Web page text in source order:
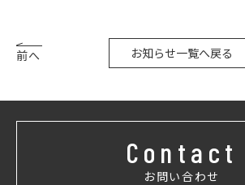
前へ お知らせ一覧へ戻る
Contact
お問い合わせ